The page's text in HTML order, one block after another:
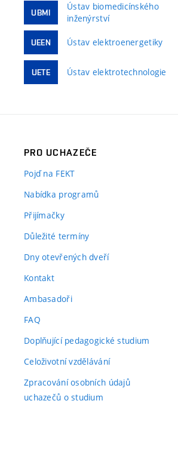
UBMI
Ústav biomedicínského
inženýrství
UEEN Ústav elektroenergetiky
UETE Ústav elektrotechnologie
PRO UCHAZEČE
Pojď na FEKT
Nabídka programů
Přijímačky
Důležité termíny
Dny otevřených dveří
Kontakt
Ambasadoři
FAQ
Doplňující pedagogické studium
Celoživotní vzdělávání
Zpracování osobních údajů
uchazečů o studium